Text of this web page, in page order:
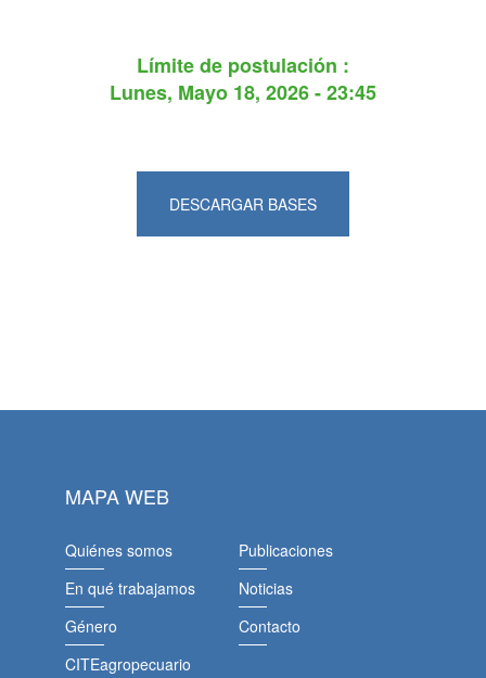
Límite de postulación :
Lunes, Mayo 18, 2026 - 23:45
DESCARGAR BASES
MAPA WEB
Quiénes somos
En qué trabajamos
Género
CITEagropecuario
Publicaciones
Noticias
Contacto